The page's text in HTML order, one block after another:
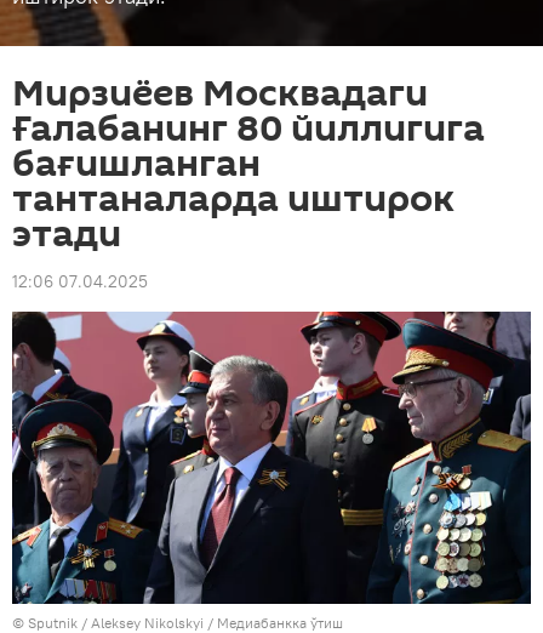
Мирзиёев Москвадаги
Ғалабанинг 80 йиллигига
бағишланган
тантаналарда иштирок
этади
12:06 07.04.2025
© Sputnik / Aleksey Nikolskyi / Медиабанкка ўтиш